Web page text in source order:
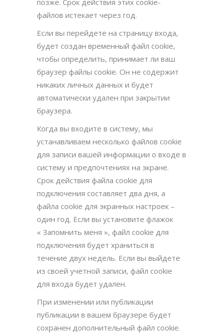
позже. Срок действия этих cookie-
файлов истекает через год.
Если вы перейдете на страницу входа,
будет создан временный файл cookie,
чтобы определить, принимает ли ваш
браузер файлы cookie. Он не содержит
никаких личных данных и будет
автоматически удален при закрытии
браузера.
Когда вы входите в систему, мы
устанавливаем несколько файлов cookie
для записи вашей информации о входе в
систему и предпочтениях на экране.
Срок действия файла cookie для
подключения составляет два дня, а
файла cookie для экранных настроек –
один год. Если вы установите флажок
« Запомнить меня », файл cookie для
подключения будет храниться в
течение двух недель. Если вы выйдете
из своей учетной записи, файл cookie
для входа будет удален.
При изменении или публикации
публикации в вашем браузере будет
сохранен дополнительный файл cookie.